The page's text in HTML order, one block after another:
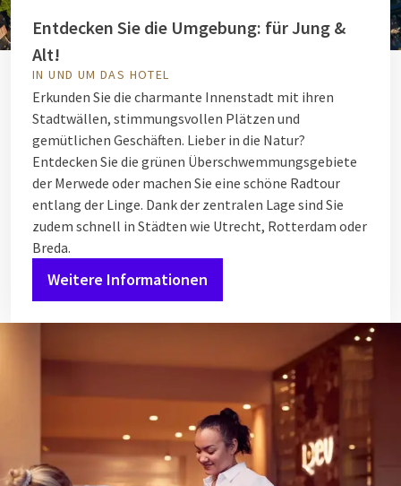
Entdecken Sie die Umgebung: für Jung &
Alt!
IN UND UM DAS HOTEL
Erkunden Sie die charmante Innenstadt mit ihren
Stadtwällen, stimmungsvollen Plätzen und
gemütlichen Geschäften. Lieber in die Natur?
Entdecken Sie die grünen Überschwemmungsgebiete
der Merwede oder machen Sie eine schöne Radtour
entlang der Linge. Dank der zentralen Lage sind Sie
zudem schnell in Städten wie Utrecht, Rotterdam oder
Breda.
Weitere Informationen